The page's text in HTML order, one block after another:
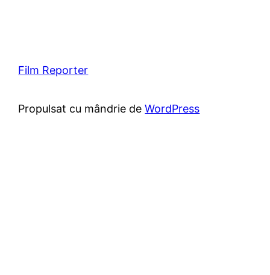
Film Reporter
Propulsat cu mândrie deWordPress